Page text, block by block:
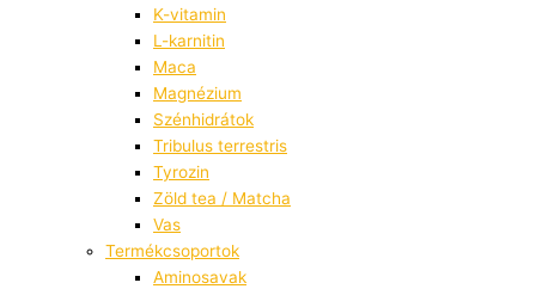
K-vitamin
L-karnitin
Maca
Magnézium
Szénhidrátok
Tribulus terrestris
Tyrozin
Zöld tea / Matcha
Vas
Termékcsoportok
Aminosavak